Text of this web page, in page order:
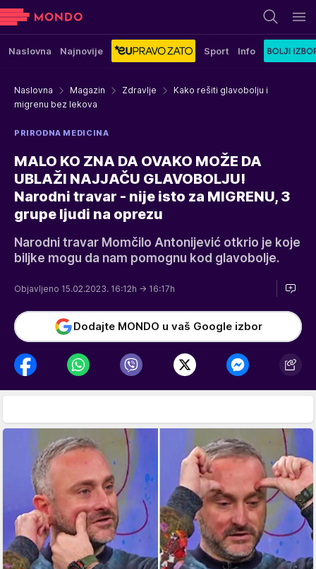
Naslovna Najnovije Sport Info
Naslovna Magazin Zdravlje
Kako rešiti glavobolju i
migrenu bez lekova
PRIRODNA MEDICINA
MALO KO ZNA DA OVAKO MOŽE DA
UBLAŽI NAJJAČU GLAVOBOLJU!
Narodni travar - nije isto za MIGRENU, 3
grupe ljudi na oprezu
Narodni travar Momčilo Antonijević otkrio je koje
biljke mogu da nam pomognu kod glavobolje.
Objavljeno 15.02.2023. 16:12h → 16:17h
Dodajte MONDO u vaš Google izbor